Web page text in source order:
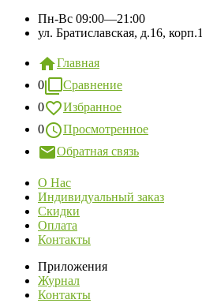
Пн-Вс 09:00—21:00
ул. Братиславская, д.16, корп.1
Главная
0
Сравнение
0
Избранное
0
Просмотренное
Обратная связь
О Нас
Индивидуальный заказ
Скидки
Оплата
Контакты
Приложения
Журнал
Контакты